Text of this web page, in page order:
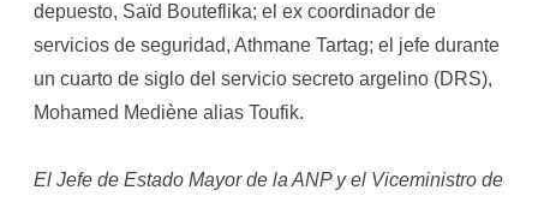
depuesto, Saïd Bouteflika; el ex coordinador de
servicios de seguridad, Athmane Tartag; el jefe durante
un cuarto de siglo del servicio secreto argelino (DRS),
Mohamed Mediène alias Toufik.
El Jefe de Estado Mayor de la ANP y el Viceministro de